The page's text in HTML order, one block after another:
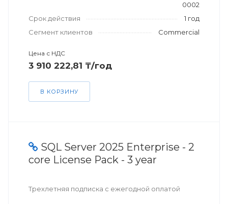
0002
Срок действия
1 год
Сегмент клиентов
Commercial
Цена с НДС
3 910 222,81 ₸/год
В КОРЗИНУ
SQL Server 2025 Enterprise - 2
core License Pack - 3 year
Трехлетняя подписка с ежегодной оплатой